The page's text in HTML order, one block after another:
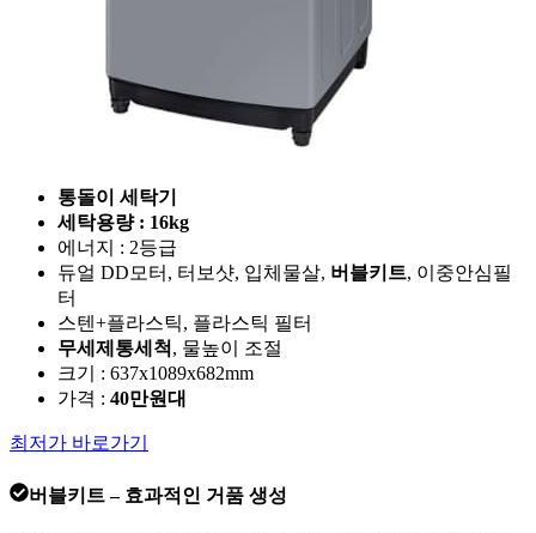
통돌이 세탁기
세탁용량 : 16kg
에너지 : 2등급
듀얼 DD모터, 터보샷, 입체물살, 버블키트, 이중안심필
터
스텐+플라스틱, 플라스틱 필터
무세제통세척 , 물높이 조절
크기 : 637x1089x682mm
가격 : 40만원대
최저가 바로가기
버블키트 – 효과적인 거품 생성